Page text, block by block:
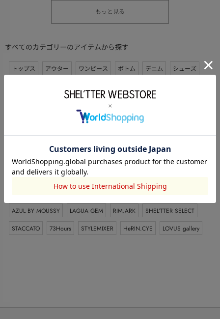
もっと見る
すべてのカテゴリーのアイテムから探す
トップス アウター ワンピース ボトム デニム
シューズ
パジャマ・ルームウェア
ブランドから探す
MOUSSY Disney SERIES CREATED by MUS
RIENDA GOLF
AZUL BY MOUSSY
LAGUA GEM RIM.ARK
SHEL’TTER SELECT
STACCATO
73Hours STYLEMIXER HeRIN.CYE LOVUS gallery